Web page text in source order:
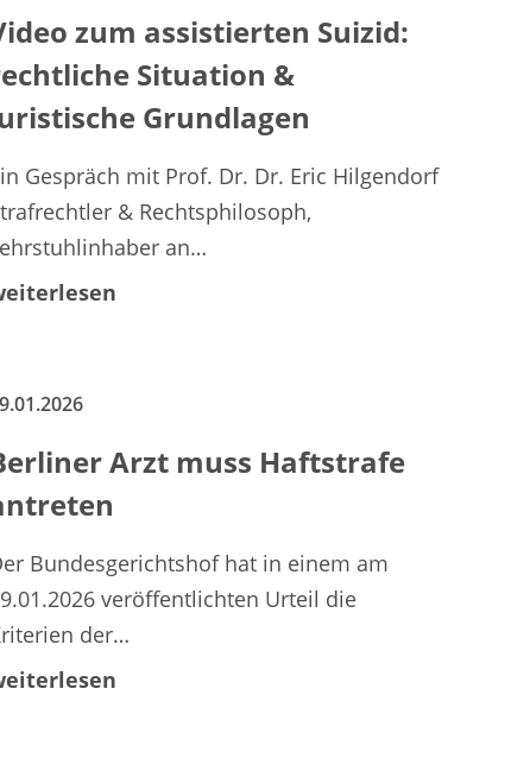
zum assistierten Suizid:
Situation &
Grundlagen
Gespräch mit Prof. Dr. Dr. Eric Hilgendorf
& Rechtsphilosoph,
an…
Arzt muss Haftstrafe
Bundesgerichtshof hat in einem am
veröffentlichten Urteil die
der…